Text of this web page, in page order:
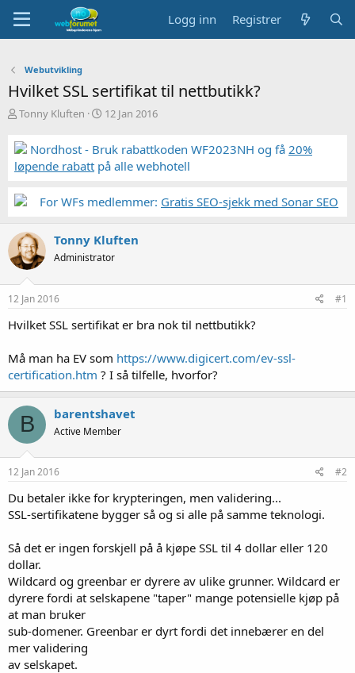
Logg inn Registrer
Webutvikling
Hvilket SSL sertifikat til nettbutikk?
T
å
d
s
a
e
r
Tonny Kluften
S
r
t
a
12 Jan 2016
Nordhost - Bruk rabattkoden WF2023NH og få 20%
løpende rabatt på alle webhotell
For WFs medlemmer: Gratis SEO-sjekk med Sonar SEO
Tonny Kluften
Administrator
12 Jan 2016 #1
Hvilket SSL sertifikat er bra nok til nettbutikk?
Må man ha EV som https://www.digicert.com/ev-ssl-
certification.htm ? I så tilfelle, hvorfor?
B barentshavet
Active Member
12 Jan 2016 #2
Du betaler ikke for krypteringen, men validering...
SSL-sertifikatene bygger så og si alle på samme teknologi.
Så det er ingen forskjell på å kjøpe SSL til 4 dollar eller 120
dollar.
Wildcard og greenbar er dyrere av ulike grunner. Wildcard er
dyrere fordi at selskapene "taper" mange potensielle kjøp på
at man bruker
sub-domener. Greenbar er dyrt fordi det innebærer en del
mer validering
av selskapet.